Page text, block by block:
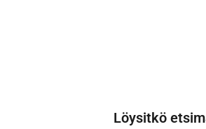
Löysitkö